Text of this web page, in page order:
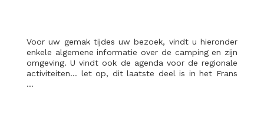
Voor uw gemak tijdes uw bezoek, vindt u hieronder
enkele algemene informatie over de camping en zijn
omgeving. U vindt ook de agenda voor de regionale
activiteiten… let op, dit laatste deel is in het Frans
…